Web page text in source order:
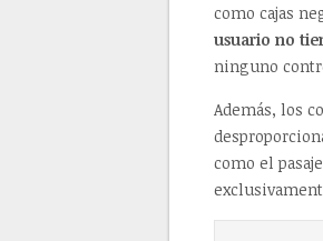
como cajas
usuario no
ninguno
Además, los
como el